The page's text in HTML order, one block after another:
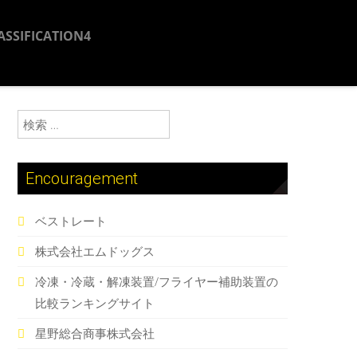
検索:
Encouragement
ベストレート
株式会社エムドッグス
冷凍・冷蔵・解凍装置/フライヤー補助装置の
比較ランキングサイト
星野総合商事株式会社